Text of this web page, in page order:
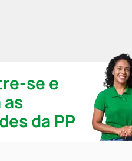
se e
da PP